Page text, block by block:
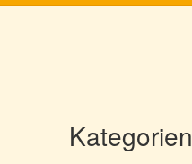
Kategorien